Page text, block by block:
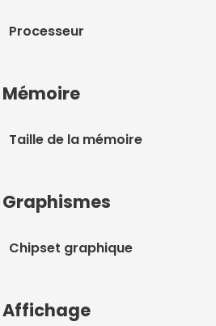
Processeur
Mémoire
Taille de la mémoire
Graphismes
Chipset graphique
Affichage